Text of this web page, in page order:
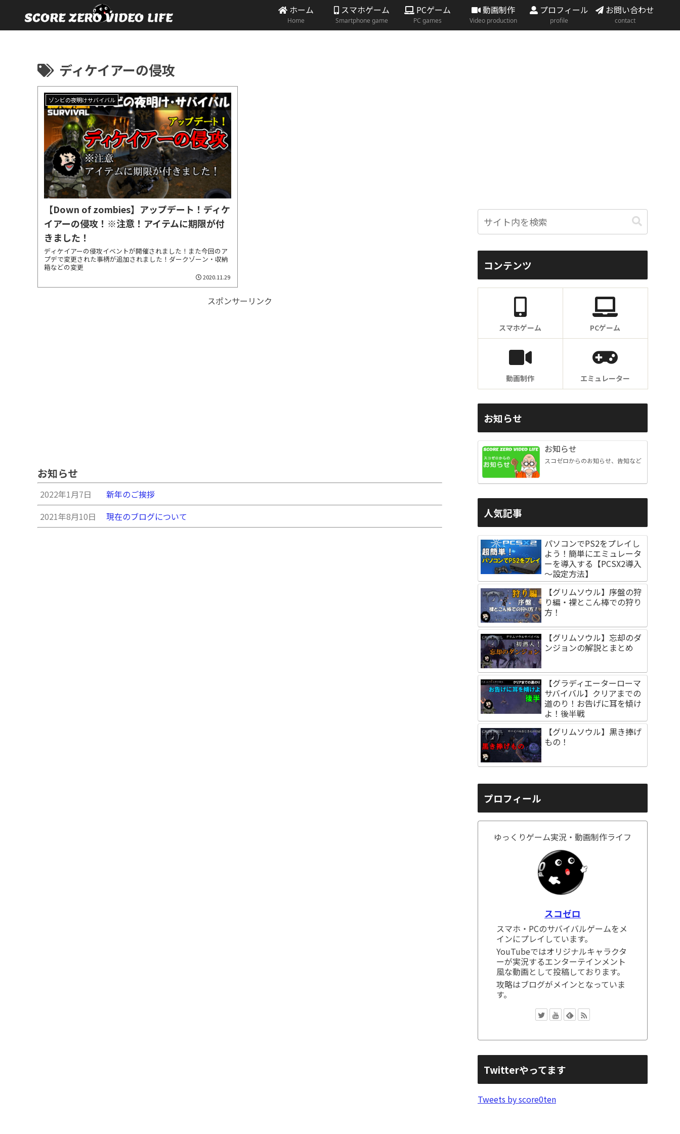
ホーム
Home
スマホゲーム
Smartphone game
PCゲーム
PC games
動画制作
Video production
プロフィール
profile
お問い合わせ
contact
ディケイアーの侵攻
ゾンビの夜明けサバイバル
【Down of zombies】アップデート！ディケ
イアーの侵攻！※注意！アイテムに期限が付
きました！
ディケイアーの侵攻イベントが開催されました！また今回のア
プデで変更された事柄が追加されました！ダークゾーン・収納
箱などの変更
2020.11.29
スポンサーリンク
お知らせ
2022年1月7日
新年のご挨拶
2021年8月10日
現在のブログについて
コンテンツ
スマホゲーム PCゲーム
動画制作 エミュレーター
お知らせ
お知らせ
スコゼロからのお知らせ、告知など
人気記事
パソコンでPS2をプレイし
よう！簡単にエミュレータ
ーを導入する【PCSX2導入
～設定方法】
【グリムソウル】序盤の狩
り編・裸とこん棒での狩り
方！
【グリムソウル】忘却のダ
ンジョンの解説とまとめ
【グラディエーターローマ
サバイバル】クリアまでの
道のり！お告げに耳を傾け
よ！後半戦
【グリムソウル】黒き捧げ
もの！
プロフィール
ゆっくりゲーム実況・動画制作ライフ
スコゼロ
スマホ・PCのサバイバルゲームをメ
インにプレイしています。
YouTubeではオリジナルキャラクタ
ーが実況するエンターテインメント
風な動画として投稿しております。
攻略はブログがメインとなっていま
す。
Twitterやってます
Tweets by score0ten